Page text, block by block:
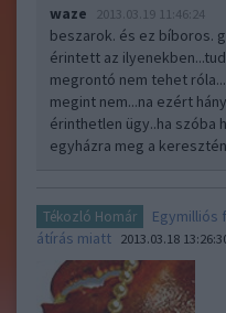
waze 2013.03.19 11:46:24
beszarok. és ez bíboros.
érintett az
megrontó nem tehet
megint nem...na ezért
érinthetlen ügy..ha szóba
egyházra meg a
Tékozló Homár
Egymilliós
átírás miatt 2013.03.18